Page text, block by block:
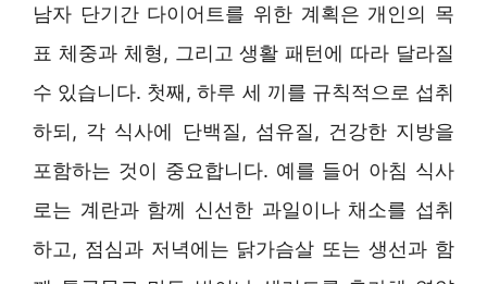
남자 단기간 다이어트를 위한 계획은 개인의 목
표 체중과 체형, 그리고 생활 패턴에 따라 달라질
수 있습니다. 첫째, 하루 세 끼를 규칙적으로 섭취
하되, 각 식사에 단백질, 섬유질, 건강한 지방을
포함하는 것이 중요합니다. 예를 들어 아침 식사
로는 계란과 함께 신선한 과일이나 채소를 섭취
하고, 점심과 저녁에는 닭가슴살 또는 생선과 함